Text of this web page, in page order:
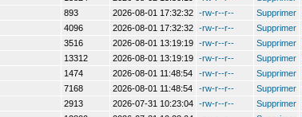
893 2026-08-01 17:32:32 -rw-r--r-- Supprimer
4096 2026-08-01 17:32:32 -rw-r--r-- Supprimer
3516 2026-08-01 13:19:19 -rw-r--r-- Supprimer
13312 2026-08-01 13:19:19 -rw-r--r-- Supprimer
1474 2026-08-01 11:48:54 -rw-r--r-- Supprimer
7168 2026-08-01 11:48:54 -rw-r--r-- Supprimer
2913 2026-07-31 10:23:04 -rw-r--r-- Supprimer